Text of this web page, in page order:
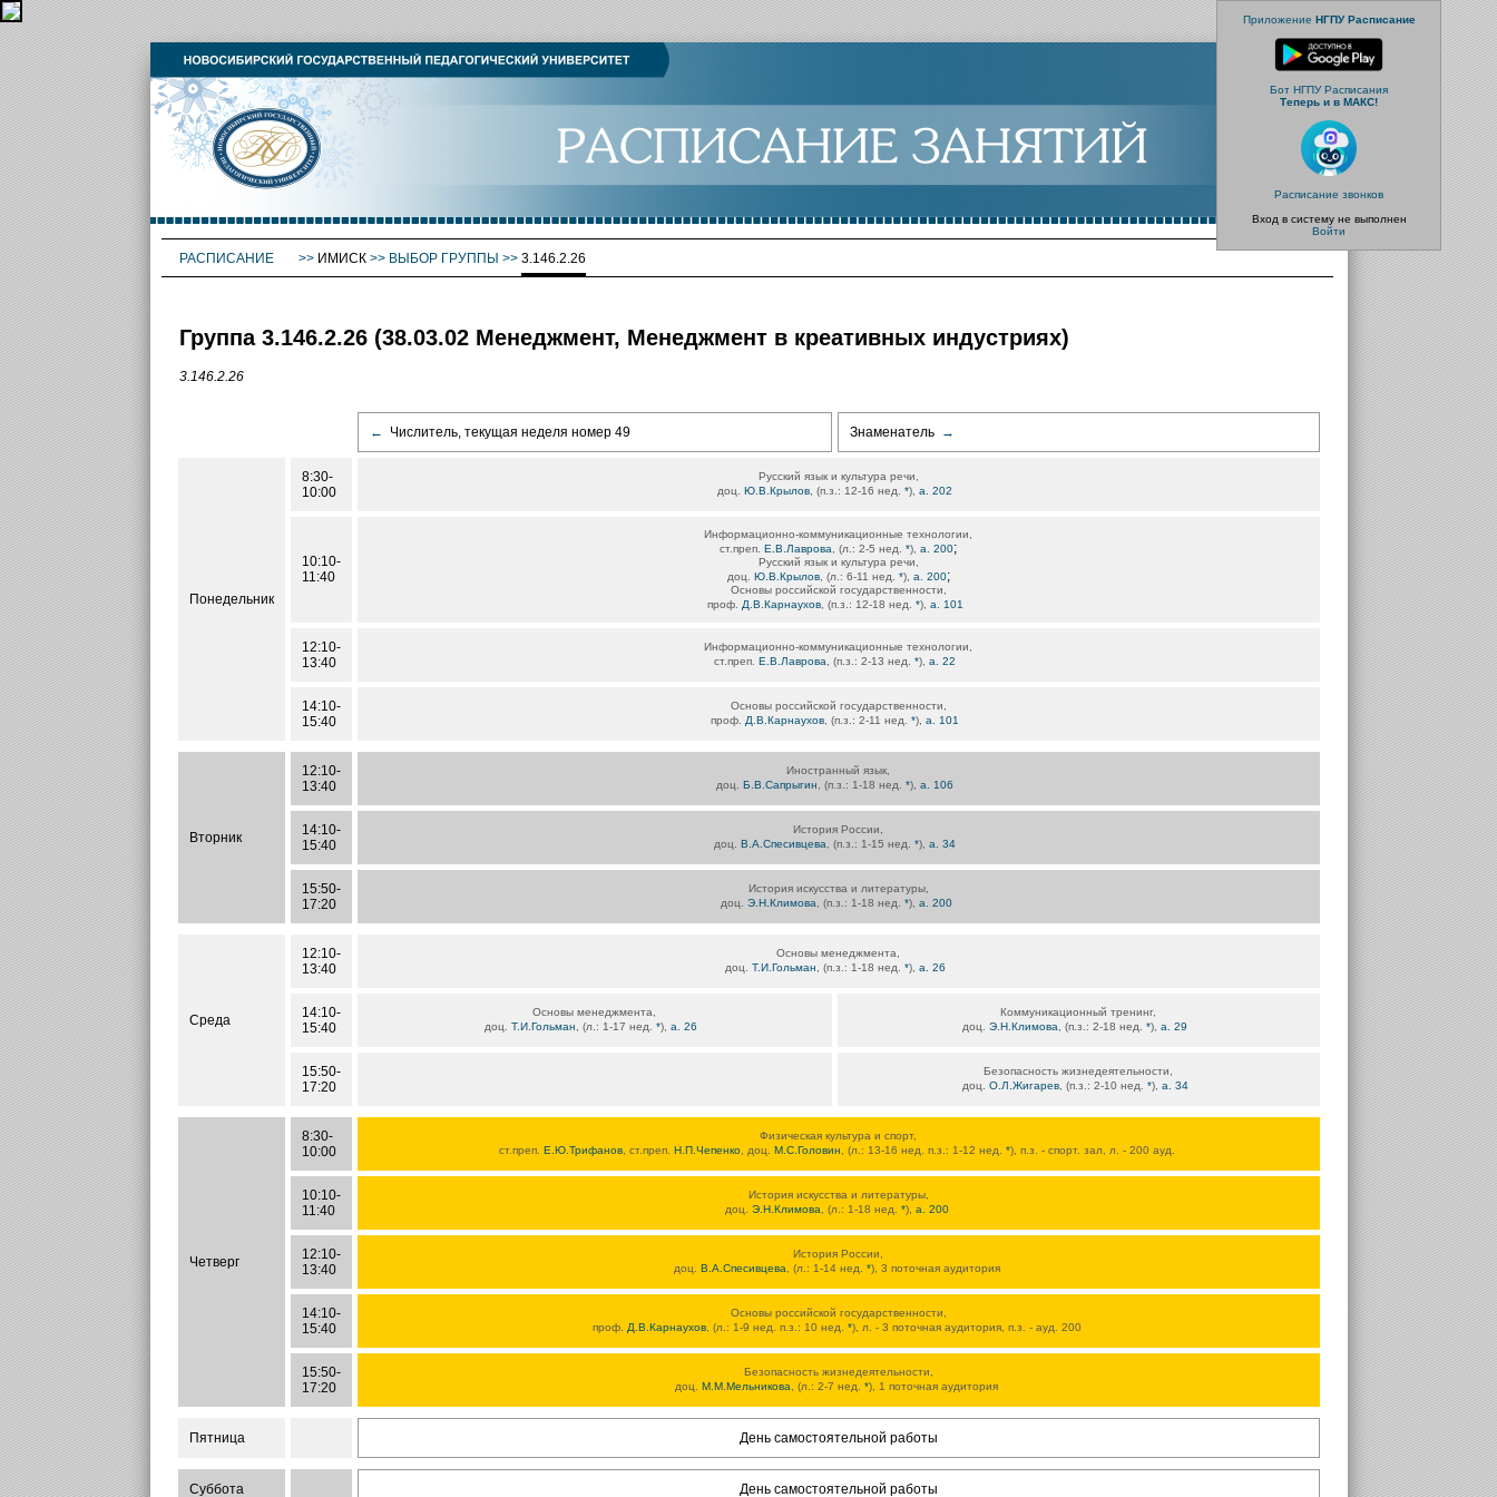
Приложение НГПУ Расписание
Бот НГПУ Расписания
Теперь и в МАКС!
Расписание звонков
Вход в систему не выполнен
Войти
РАСПИСАНИЕ >> ИМИСК>> ВЫБОР ГРУППЫ >> 3.146.2.26
Группа 3.146.2.26 (38.03.02 Менеджмент, Менеджмент в креативных индустриях)
3.146.2.26
← Числитель, текущая неделя номер 49 Знаменатель →
Понедельник
8:30-
10:00
Русский язык и культура речи,
доц. Ю.В.Крылов , (п.з.: 12-16 нед. *), а. 202
10:10-
11:40
Информационно-коммуникационные технологии,
ст.преп. Е.В.Лаврова , (л.: 2-5 нед. *), а. 200;
Русский язык и культура речи,
доц. Ю.В.Крылов, (л.: 6-11 нед. *), а. 200;
Основы российской государственности,
проф.
Д.В.Карнаухов, (п.з.: 12-18 нед. *), а. 101
12:10-
13:40
Информационно-коммуникационные технологии,
ст.преп. Е.В.Лаврова , (п.з.: 2-13 нед. *), а. 22
14:10-
15:40
Основы российской государственности,
проф. Д.В.Карнаухов , (п.з.: 2-11 нед. *), а. 101
Вторник
12:10-
13:40
Иностранный язык,
доц. Б.В.Сапрыгин , (п.з.: 1-18 нед. *), а. 106
14:10-
15:40
История России,
доц. В.А.Спесивцева , (п.з.: 1-15 нед. *), а. 34
15:50-
17:20
История искусства и литературы,
доц. Э.Н.Климова , (п.з.: 1-18 нед. *), а. 200
Среда
12:10-
13:40
Основы менеджмента,
доц. Т.И.Гольман , (п.з.: 1-18 нед. *), а. 26
14:10-
15:40
Основы менеджмента,
доц. Т.И.Гольман , (л.: 1-17 нед. *), а. 26
Коммуникационный тренинг,
доц. Э.Н.Климова , (п.з.: 2-18 нед. *), а. 29
15:50-
17:20
Безопасность жизнедеятельности,
доц. О.Л.Жигарев, (п.з.: 2-10 нед. *), а. 34
Четверг
8:30-
10:00
Физическая культура и спорт,
ст.преп. Е.Ю.Трифанов, ст.преп. Н.П.Чепенко, доц. М.С.Головин , (л.: 13-16 нед. п.з.: 1-12 нед. *), п.з. - спорт. зал, л. - 200 ауд.
10:10-
11:40
История искусства и литературы,
доц. Э.Н.Климова , (л.: 1-18 нед. *), а. 200
12:10-
13:40
История России,
доц. В.А.Спесивцева , (л.: 1-14 нед. *), 3 поточная аудитория
14:10-
15:40
Основы российской государственности,
проф.
Д.В.Карнаухов, (л.: 1-9 нед. п.з.: 10 нед. *), л. - 3 поточная аудитория, п.з. - ауд. 200
15:50-
17:20
Безопасность жизнедеятельности,
доц. М.М.Мельникова , (л.: 2-7 нед. *), 1 поточная аудитория
Пятница День самостоятельной работы
Суббота День самостоятельной работы